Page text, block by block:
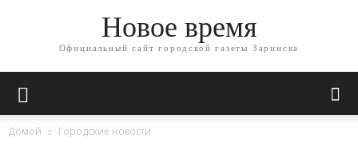
Новое время
Официальный сайт городской газеты Заринска
Домой Городские новости